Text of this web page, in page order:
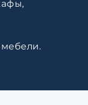
мебели.